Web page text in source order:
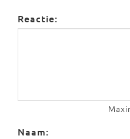
Reactie:
Naam: